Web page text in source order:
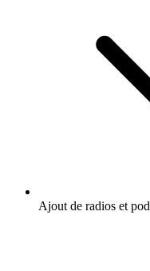
Ajout de radios et